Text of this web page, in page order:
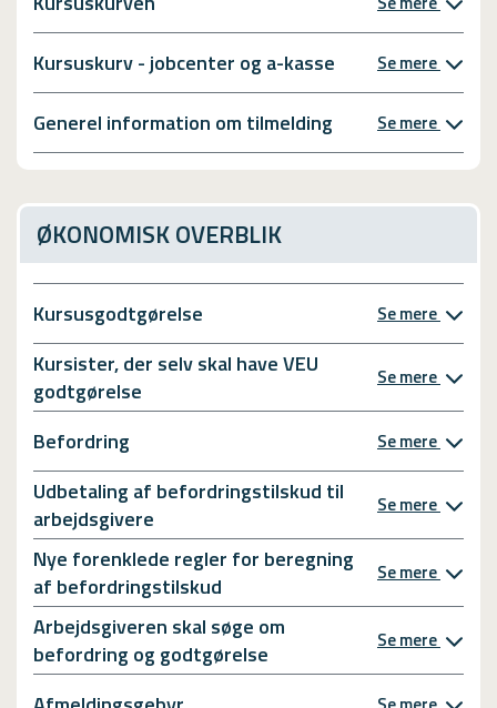
Kursuskurv - jobcenter og a-kasse Se mere
Generel information om tilmelding Se mere
ØKONOMISK OVERBLIK
Kursusgodtgørelse Se mere
Kursister, der selv skal have VEU
godtgørelse
Se mere
Befordring Se mere
Udbetaling af befordringstilskud til
arbejdsgivere
Se mere
Nye forenklede regler for beregning
af befordringstilskud
Se mere
Arbejdsgiveren skal søge om
befordring og godtgørelse
Se mere